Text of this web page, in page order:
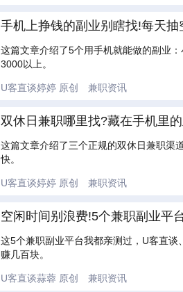
手机上挣钱的副业别瞎找!每天
这篇文章介绍了5个用手机就能做的副业
3000以上。
U客直谈婷婷 原创 兼职资讯
双休日兼职哪里找?藏在手机里
这篇文章介绍了三个正规的双休日兼职渠
快。
U客直谈婷婷 原创 兼职资讯
空闲时间别浪费!5个兼职副业平
这5个兼职副业平台我都亲测过，U客直
赚几百块。
U客直谈蒜蓉 原创 兼职资讯